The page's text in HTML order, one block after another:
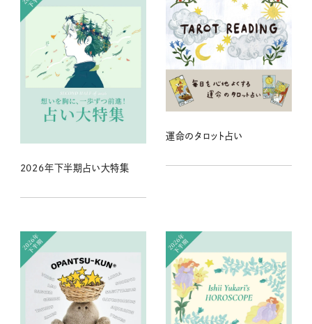
2026年下半期占い大特集
運命のタロット占い